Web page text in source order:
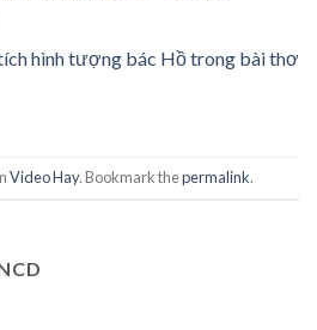
hình tượng bác Hồ trong bài thơ
Video Hay. Bookmark thepermalink.